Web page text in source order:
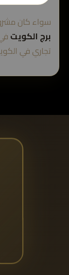
سواء كان
برج الكويت
تجاري في